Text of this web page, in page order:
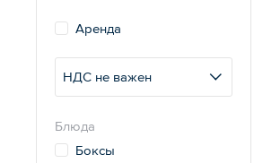
Аренда
НДС не важен
Блюда
Боксы